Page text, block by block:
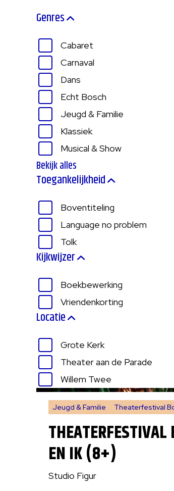
Genres
Cabaret
Carnaval
Dans
Echt Bosch
Jeugd & Familie
Klassiek
Musical & Show
Bekijk alles
Toegankelijkheid
Boventiteling
Language no problem
Tolk
Kijkwijzer
Boekbewerking
Vriendenkorting
Locatie
Grote Kerk
Theater aan de Parade
Willem Twee
EN IK (8+)
Jeugd & Familie Theaterfestival
Studio Figur